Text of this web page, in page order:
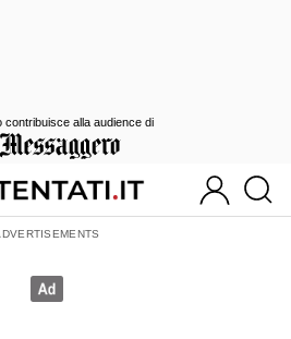
contribuisce alla audience di